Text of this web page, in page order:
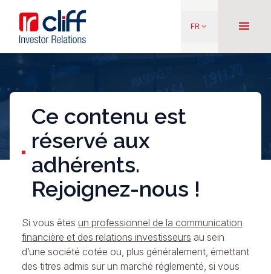
contenu
principal
Aller directement au contenu
FR keyboard_arrow_down menu
Ce contenu est
réservé aux
adhérents.
Rejoignez-nous !
Si vous êtes un professionnel de la communication
financière et des relations investisseurs au sein
d’une société cotée ou, plus généralement, émettant
des titres admis sur un marché réglementé, si vous